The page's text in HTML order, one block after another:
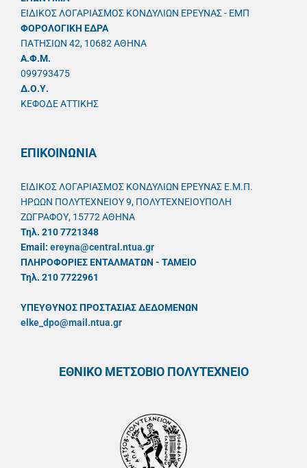
ΕΙΔΙΚΟΣ ΛΟΓΑΡΙΑΣΜΟΣ ΚΟΝΔΥΛΙΩΝ ΕΡΕΥΝΑΣ - ΕΜΠ
ΦΟΡΟΛΟΓΙΚΗ ΕΔΡΑ
ΠΑΤΗΣΙΩΝ 42, 10682 ΑΘΗΝΑ
A.Φ.Μ.
099793475
Δ.Ο.Υ.
ΚΕΦΟΔΕ ΑΤΤΙΚΗΣ
ΕΠΙΚΟΙΝΩΝΙΑ
ΕΙΔΙΚΟΣ ΛΟΓΑΡΙΑΣΜΟΣ ΚΟΝΔΥΛΙΩΝ ΕΡΕΥΝΑΣ Ε.Μ.Π.
ΗΡΩΩΝ ΠΟΛΥΤΕΧΝΕΙΟΥ 9, ΠΟΛΥΤΕΧΝΕΙΟΥΠΟΛΗ
ΖΩΓΡΑΦΟΥ, 15772 ΑΘΗΝΑ
Τηλ. 210 7721348
Email: ereyna@central.ntua.gr
ΠΛΗΡΟΦΟΡΙΕΣ ΕΝΤΑΛΜΑΤΩΝ - ΤΑΜΕΙΟ
Τηλ. 210 7722961
ΥΠΕΥΘYΝΟΣ ΠΡΟΣΤΑΣΙΑΣ ΔΕΔΟΜΕΝΩΝ
elke_dpo@mail.ntua.gr
ΕΘΝΙΚΟ ΜΕΤΣΟΒΙΟ ΠΟΛΥΤΕΧΝΕΙΟ